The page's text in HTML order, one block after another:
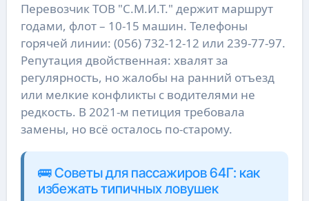
Перевозчик ТОВ "С.М.И.Т." держит маршрут
годами, флот – 10-15 машин. Телефоны
горячей линии: (056) 732-12-12 или 239-77-97.
Репутация двойственная: хвалят за
регулярность, но жалобы на ранний отъезд
или мелкие конфликты с водителями не
редкость. В 2021-м петиция требовала
замены, но всё осталось по-старому.
🚌 Советы для пассажиров 64Г: как
избежать типичных ловушек